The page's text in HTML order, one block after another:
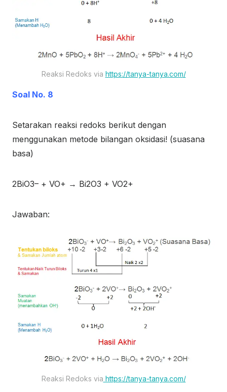
Reaksi Redoks via https://tanya-tanya.com/
Soal No. 8
Setarakan reaksi redoks berikut dengan
menggunakan metode bilangan oksidasi! (suasana
basa)
2BiO3– + VO+ → Bi2O3 + VO2+
Jawaban:
Reaksi Redoks via https://tanya-tanya.com/